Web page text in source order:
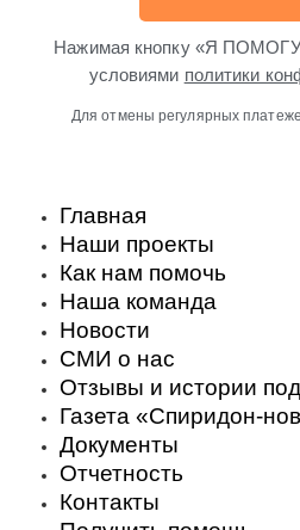
Нажимая кнопку «Я
условиями политики
Для отмены регулярных
Главная
Наши проекты
Как нам помочь
Наша команда
Новости
СМИ о нас
Отзывы и истории
Газета «Спиридон-
Документы
Отчетность
Контакты